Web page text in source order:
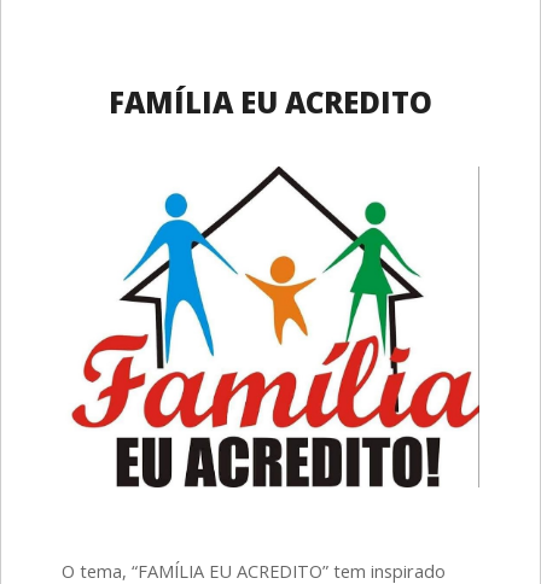
FAMÍLIA EU ACREDITO
O tema, “FAMÍLIA EU ACREDITO” tem inspirado